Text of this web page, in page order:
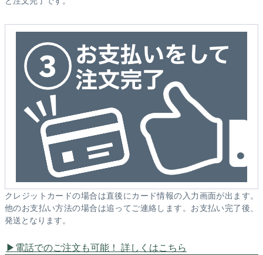
クレジットカードの場合は直後にカード情報の入力画面が出ます。
他のお支払い方法の場合は追ってご連絡します。お支払い完了後、
発送となります。
電話でのご注文も可能！ 詳しくはこちら